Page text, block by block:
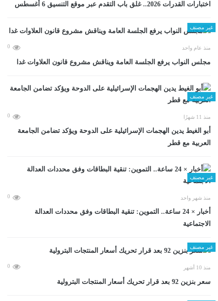
اختبارات القدرات 2026.. غلق باب التقدم عبر موقع التنسيق 6 أغسطس
غير مصنف
منذ عام واحد 0
مجلس النواب يرفع الجلسة العامة ويناقش مشروع قانون العلاوات غدا
غير مصنف
منذ 11 شهرًا 0
أبو الغيط يدين الهجمات الإسرائيلية على الدوحة ويؤكد تضامن الجامعة
العربية مع قطر
غير مصنف
منذ شهر واحد 0
أخبار × 24 ساعة.. التموين: تنقية البطاقات وفق محددات العدالة
الاجتماعية
غير مصنف
منذ 10 أشهر 0
سعر بنزين 92 بعد قرار تحريك أسعار المنتجات البترولية